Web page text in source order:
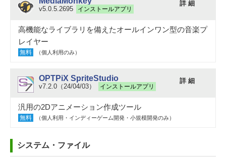
v5.0.5.2695 インストールアプリ
詳 細
高機能なライブラリを備えたオールインワン型の音楽プ
レイヤー
無料 （個人利用のみ）
OPTPiX SpriteStudio
v7.2.0（24/04/03） インストールアプリ
詳 細
汎用の2Dアニメーション作成ツール
無料 （個人利用・インディーゲーム開発・小規模開発のみ）
システム・ファイル